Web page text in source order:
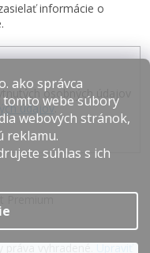
ako správca
tomto webe súbory
webových stránok,
reklamu.
súhlas s ich
informácie o
osobných údajov
údajov.